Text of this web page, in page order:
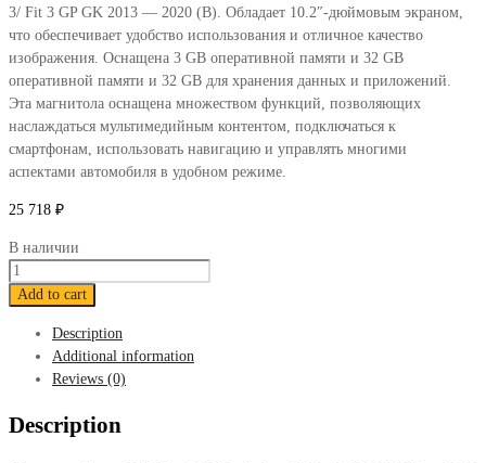
3/ Fit 3 GP GK 2013 — 2020 (B). Обладает 10.2″-дюймовым экраном,
что обеспечивает удобство использования и отличное качество
изображения. Оснащена 3 GB оперативной памяти и 32 GB
оперативной памяти и 32 GB для хранения данных и приложений.
Эта магнитола оснащена множеством функций, позволяющих
наслаждаться мультимедийным контентом, подключаться к
смартфонам, использовать навигацию и управлять многими
аспектами автомобиля в удобном режиме.
25 718 ₽
В наличии
Магнитола
Teyes
Jazz
Add to cart
Description
Additional information
Reviews (0)
Description